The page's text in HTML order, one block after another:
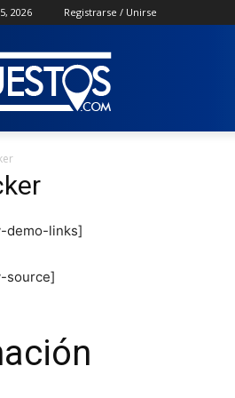
2026 Registrarse / Unirse
demo-links]
source]